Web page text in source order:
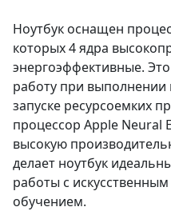
Ноутбук оснащен
которых 4 ядра
энергоэффективные.
работу при
запуске ресурсоемких
процессор Apple Neural
высокую
делает ноутбук
работы с
обучением.